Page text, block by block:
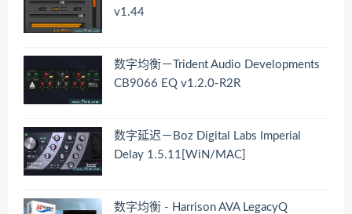
v1.44
数字均衡－Trident Audio Developments
CB9066 EQ v1.2.0-R2R
数字延迟－Boz Digital Labs Imperial
Delay 1.5.11[WiN/MAC]
数字均衡 - Harrison AVA LegacyQ